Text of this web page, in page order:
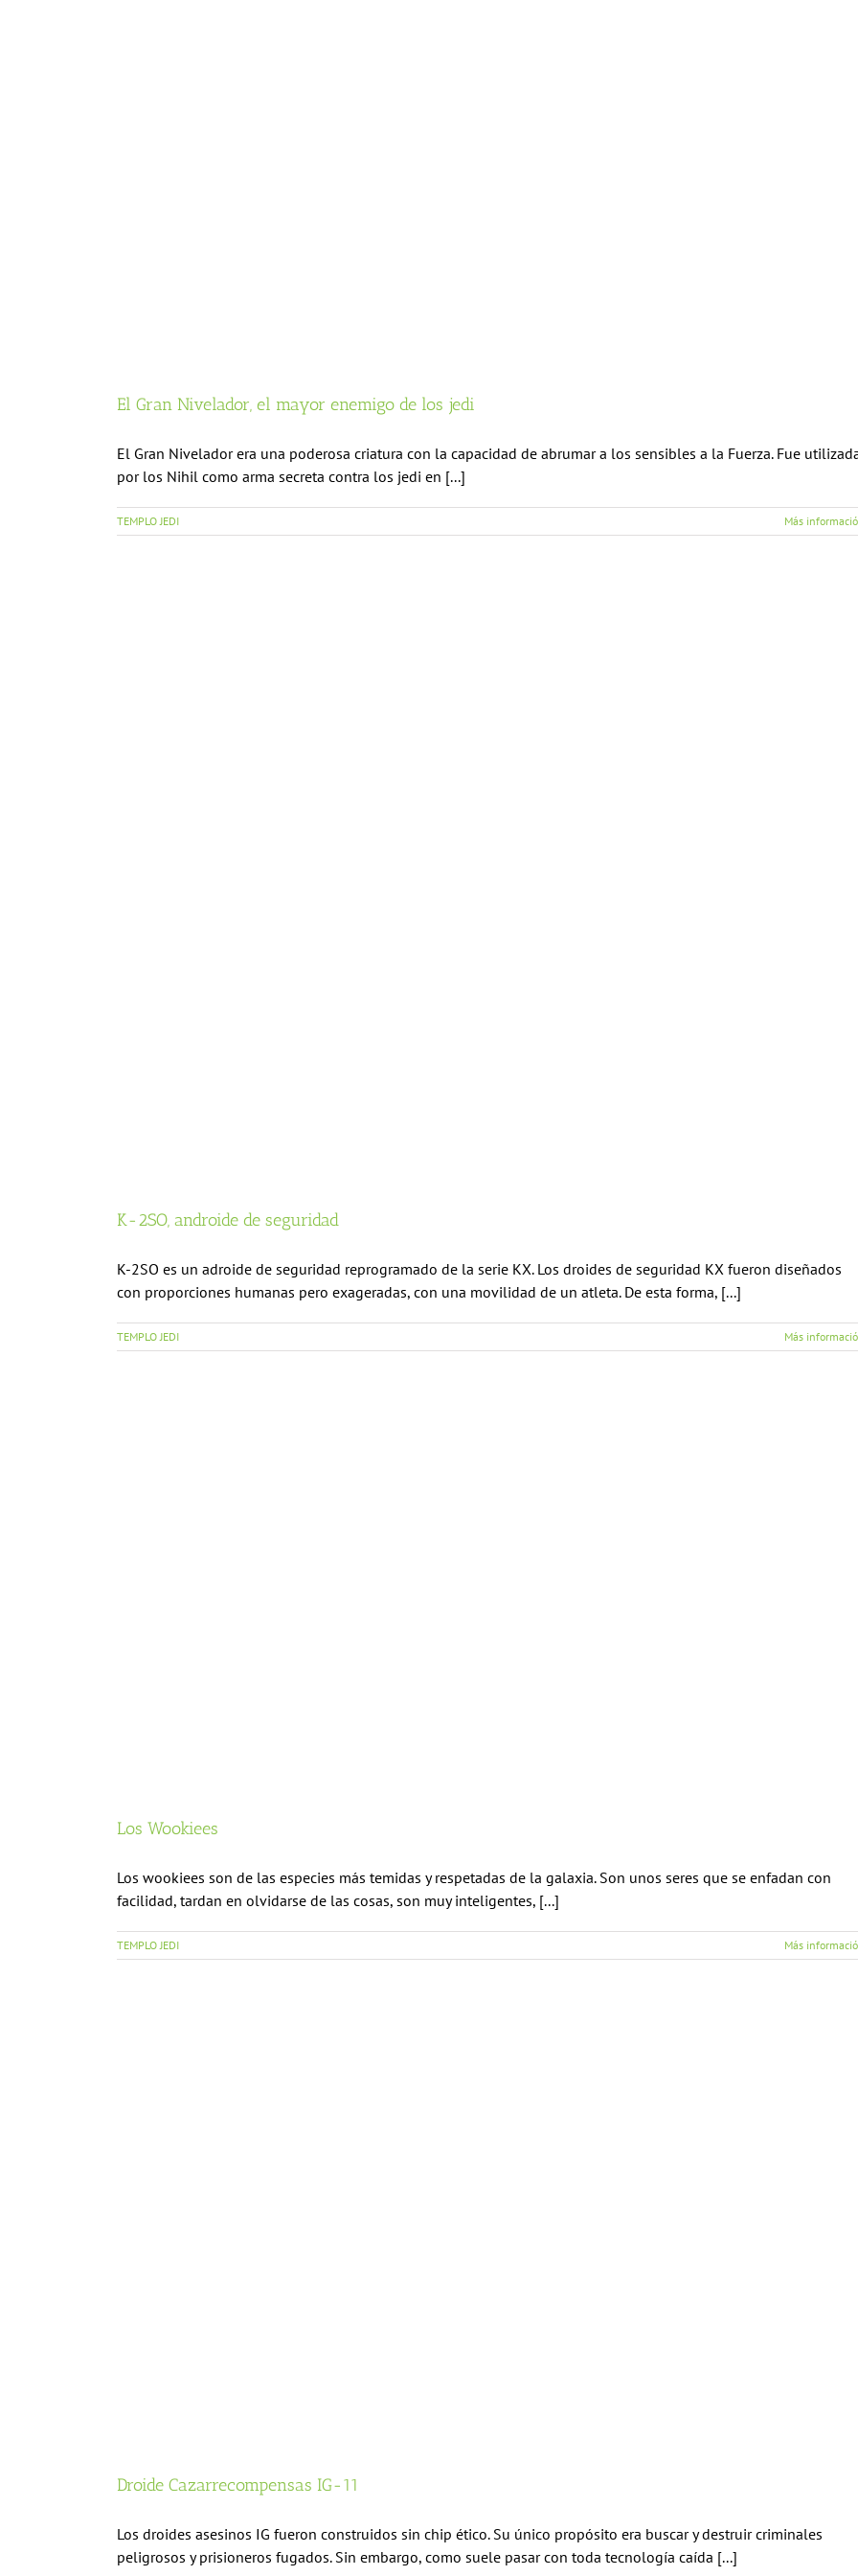
El Gran Nivelador, el mayor enemigo de los jedi
El Gran Nivelador era una poderosa criatura con la capacidad de abrumar a los sensibles a la Fuerza. Fue
por los Nihil como arma secreta contra los jedi en [...]
TEMPLO JEDI Más
K-2SO, androide de seguridad
K-2SO es un adroide de seguridad reprogramado de la serie KX. Los droides de seguridad KX fueron diseñados
con proporciones humanas pero exageradas, con una movilidad de un atleta. De esta forma, [...]
TEMPLO JEDI Más
Los Wookiees
Los wookiees son de las especies más temidas y respetadas de la galaxia. Son unos seres que se enfadan con
facilidad, tardan en olvidarse de las cosas, son muy inteligentes, [...]
TEMPLO JEDI Más
Droide Cazarrecompensas IG-11
Los droides asesinos IG fueron construidos sin chip ético. Su único propósito era buscar y destruir criminales
peligrosos y prisioneros fugados. Sin embargo, como suele pasar con toda tecnología caída [...]